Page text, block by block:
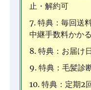
止・解約可
特典：毎回送
中継手数料かかる
特典：お届け
特典：毛髪診
特典：定期2